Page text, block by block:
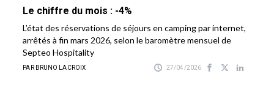
Le chiffre du mois : -4%
L’état des réservations de séjours en camping par internet,
arrêtés à fin mars 2026, selon le baromètre mensuel de
Septeo Hospitality
PAR BRUNO LACROIX 27/04/2026